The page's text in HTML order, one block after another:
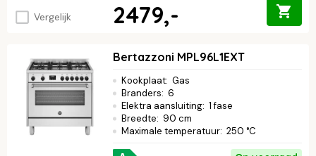
Vergelijk 2479,-
Bertazzoni MPL96L1EXT
Kookplaat: Gas
Branders: 6
Elektra aansluiting: 1 fase
Breedte: 90 cm
Maximale temperatuur: 250 °C